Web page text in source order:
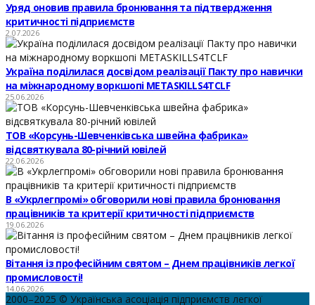
Уряд оновив правила бронювання та підтвердження
критичності підприємств
2.07.2026
Україна поділилася досвідом реалізації Пакту про навички
на міжнародному воркшопі METASKILLS4TCLF
25.06.2026
ТОВ «Корсунь-Шевченківська швейна фабрика»
відсвяткувала 80-річний ювілей
22.06.2026
В «Укрлегпромі» обговорили нові правила бронювання
працівників та критерії критичності підприємств
19.06.2026
Вітання із професійним святом – Днем працівників легкої
промисловості!
14.06.2026
2000–2025 © Українська асоціація підприємств легкої